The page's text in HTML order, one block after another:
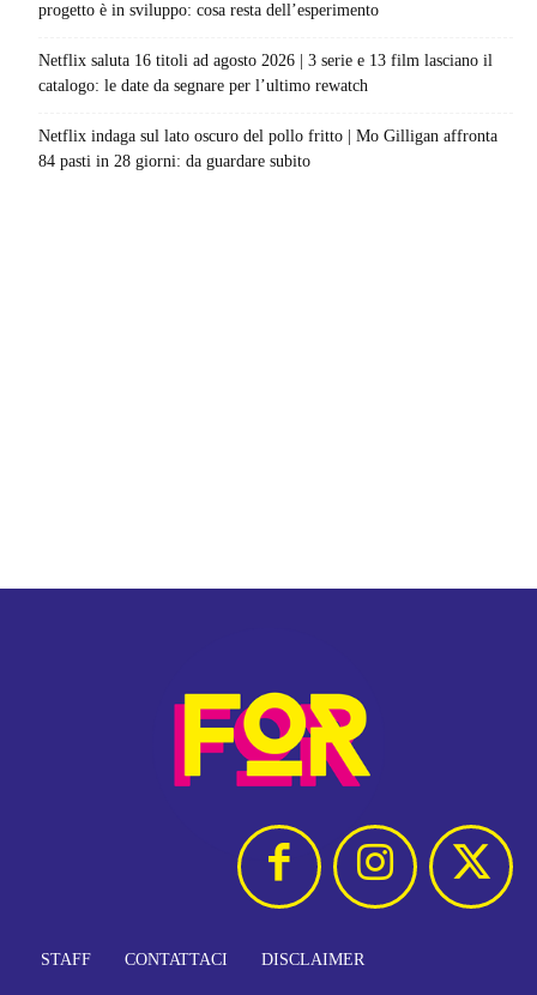
progetto è in sviluppo: cosa resta dell’esperimento
Netflix saluta 16 titoli ad agosto 2026 | 3 serie e 13 film lasciano il
catalogo: le date da segnare per l’ultimo rewatch
Netflix indaga sul lato oscuro del pollo fritto | Mo Gilligan affronta
84 pasti in 28 giorni: da guardare subito
STAFF CONTATTACI DISCLAIMER